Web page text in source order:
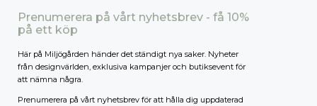
Prenumerera på vårt nyhetsbrev - få 10%
på ett köp
Här på Miljögården händer det ständigt nya saker. Nyheter
från designvärlden, exklusiva kampanjer och butiksevent för
att nämna några.
Prenumerera på vårt nyhetsbrev för att hålla dig uppdaterad